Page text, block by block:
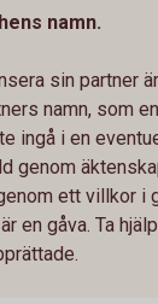
namn.
sin partner
namn, som
ingå i en
genom
ett villkor i
en gåva. Ta